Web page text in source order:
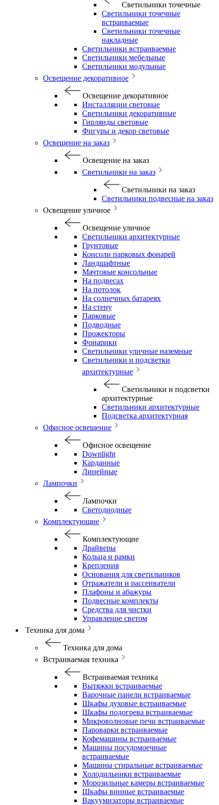
Светильники точечные
Светильники точечные
встраиваемые
Светильники точечные
накладные
Светильники встраиваемые
Светильники мебельные
Светильники модульные
Освещение декоративное
Освещение декоративное
Инсталляции световые
Светильники декоративные
Гирлянды световые
Фигуры и декор световые
Освещение на заказ
Освещение на заказ
Светильники на заказ
Светильники на заказ
Светильники подвесные на заказ
Освещение уличное
Освещение уличное
Светильники архитектурные
Грунтовые
Консоли парковых фонарей
Ландшафтные
Мачтовые консольные
На подвесах
На потолок
На солнечных батареях
На стену
Парковые
Подводные
Прожекторы
Фонарики
Светильники уличные наземные
Светильники и подсветки
архитектурные
Светильники и подсветки
архитектурные
Светильники архитектурные
Подсветка архитектурная
Офисное освещение
Офисное освещение
Downlight
Карданные
Линейные
Лампочки
Лампочки
Светодиодные
Комплектующие
Комплектующие
Драйверы
Кольца и рамки
Крепления
Основания для светильников
Отражатели и рассеиватели
Плафоны и абажуры
Подвесные комплекты
Средства для чистки
Управление светом
Техника для дома
Техника для дома
Встраиваемая техника
Встраиваемая техника
Вытяжки встраиваемые
Варочные панели встраиваемые
Шкафы духовые встраиваемые
Шкафы подогрева встраиваемые
Микроволновые печи встраиваемые
Пароварки встраиваемые
Кофемашины встраиваемые
Машины посудомоечные
встраиваемые
Машины стиральные встраиваемые
Холодильники встраиваемые
Морозильные камеры встраиваемые
Шкафы винные встраиваемые
Вакуумизаторы встраиваемые